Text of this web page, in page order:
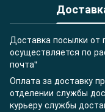
Доставка посылки от
осуществляется по
почта"
Оплата за доставку
отделении службы
курьеру службы